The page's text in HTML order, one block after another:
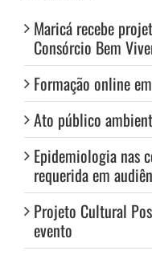
Maricá recebe
Consórcio Bem
Formação online
Ato público
Epidemiologia nas
requerida em
Projeto Cultural
evento